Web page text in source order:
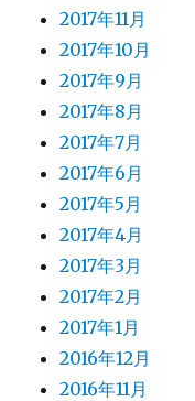
2017年11月
2017年10月
2017年9月
2017年8月
2017年7月
2017年6月
2017年5月
2017年4月
2017年3月
2017年2月
2017年1月
2016年12月
2016年11月